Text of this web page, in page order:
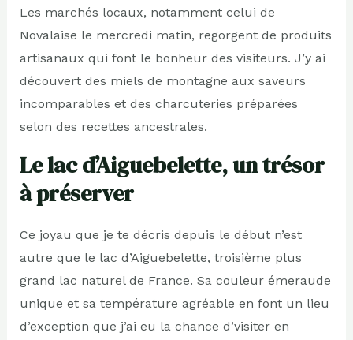
Les marchés locaux, notamment celui de
Novalaise le mercredi matin, regorgent de produits
artisanaux qui font le bonheur des visiteurs. J’y ai
découvert des miels de montagne aux saveurs
incomparables et des charcuteries préparées
selon des recettes ancestrales.
Le lac d’Aiguebelette, un trésor
à préserver
Ce joyau que je te décris depuis le début n’est
autre que le lac d’Aiguebelette, troisième plus
grand lac naturel de France. Sa couleur émeraude
unique et sa température agréable en font un lieu
d’exception que j’ai eu la chance d’visiter en